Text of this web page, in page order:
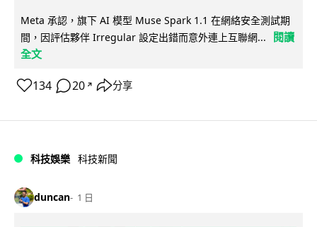
Meta 承認，旗下 AI 模型 Muse Spark 1.1 在網絡安全測試期
間，因評估夥伴 Irregular 設定出錯而意外連上互聯網...
閱讀
全文
134 20 ↗ 分享
科技娛樂 科技新聞
duncan 1 日